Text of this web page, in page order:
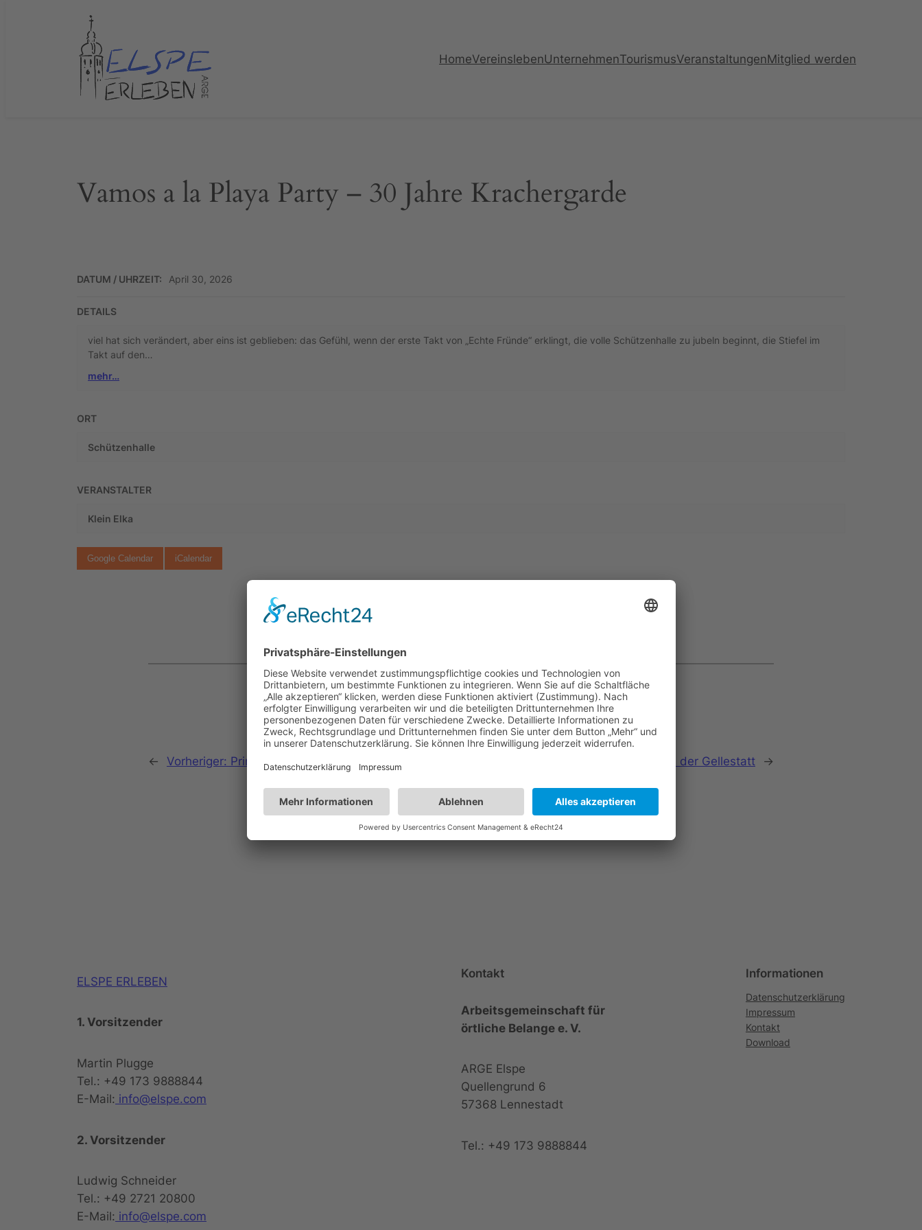
HomeVereinslebenUnternehmenTourismusVeranstaltungenMitglied werden
Vamos a la Playa Party – 30 Jahre Krachergarde
DATUM / UHRZEIT: April 30, 2026
DETAILS
viel hat sich verändert, aber eins ist geblieben: das Gefühl, wenn der erste Takt von „Echte Fründe“ erklingt, die volle Schützenhalle zu jubeln beginnt, die Stiefel im
Takt auf den…
mehr…
ORT
Schützenhalle
VERANSTALTER
Klein Elka
Google Calendar iCalendar
← Vorheriger: Prinzenparty der Klein Elka Maifeier des Musikcorps an der Gellestatt →
ELSPE ERLEBEN
1. Vorsitzender
Martin Plugge
Tel.: +49 173 9888844
E-Mail: info@elspe.com
2. Vorsitzender
Ludwig Schneider
Tel.: +49 2721 20800
E-Mail: info@elspe.com
Kontakt
Arbeitsgemeinschaft für
örtliche Belange e. V.
ARGE Elspe
Quellengrund 6
57368 Lennestadt
Tel.: +49 173 9888844
Informationen
Datenschutzerklärung
Impressum
Kontakt
Download